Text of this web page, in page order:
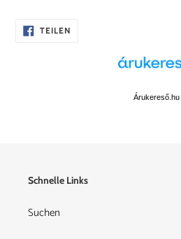
TEILENAUF
FACEBOOK
Árukereső.hu
Schnelle Links
Suchen